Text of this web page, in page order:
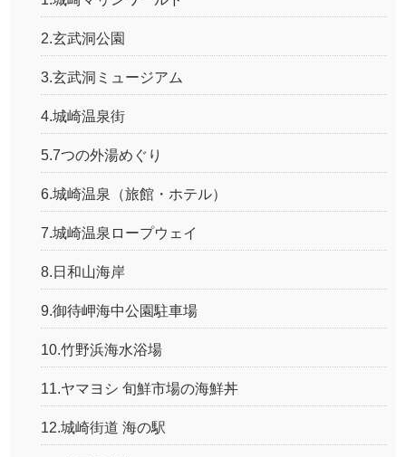
2.玄武洞公園
3.玄武洞ミュージアム
4.城崎温泉街
5.7つの外湯めぐり
6.城崎温泉（旅館・ホテル）
7.城崎温泉ロープウェイ
8.日和山海岸
9.御待岬海中公園駐車場
10.竹野浜海水浴場
11.ヤマヨシ 旬鮮市場の海鮮丼
12.城崎街道 海の駅